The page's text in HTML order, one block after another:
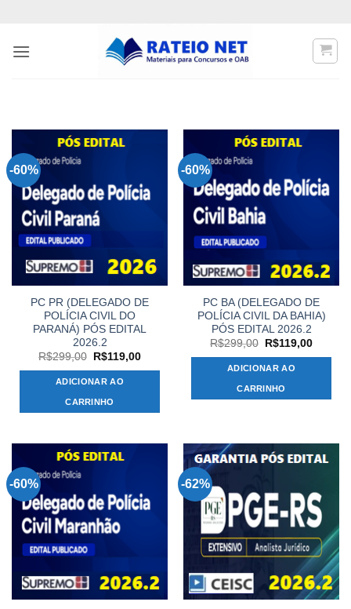
content
-60%
PC PR (DELEGADO DE
POLÍCIA CIVIL DO
PARANÁ) PÓS EDITAL
2026.2
R$299,00
O
original
era:
R$299,00.
R$119,00O
R$119,00.
ADICIONAR AO
CARRINHO
-60%
PC BA (DELEGADO DE
POLÍCIA CIVIL DA BAHIA)
PÓS EDITAL 2026.2
R$299,00
O
original
era:
R$299,00.
R$119,00O
ADICIONAR AO
CARRINHO
-60% -62%